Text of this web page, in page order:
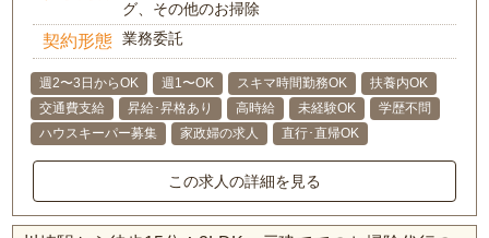
グ、その他のお掃除
契約形態 業務委託
週2〜3日からOK 週1〜OK スキマ時間勤務OK
扶養内OK
交通費支給
昇給･昇格あり 高時給 未経験OK
学歴不問
ハウスキーパー募集
家政婦の求人 直行･直帰OK
この求人の詳細を見る